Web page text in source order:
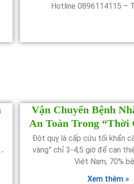
Hotline 0896114115 –
Vận Chuyển Bệnh
An Toàn Trong “Thời
Đột quỵ là cấp cứu tối khẩn
vàng” chỉ 3-4,5 giờ để can
Việt Nam, 70%
Xem thêm »